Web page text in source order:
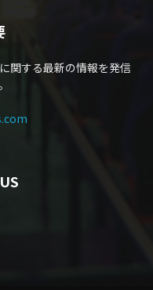
関する最新の情報を発信